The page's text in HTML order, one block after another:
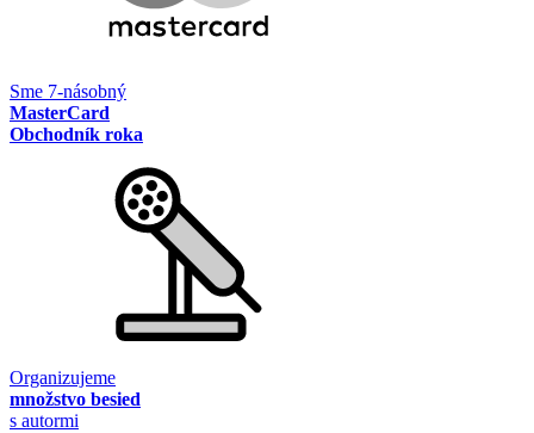
Sme 7-násobný
MasterCard
Obchodník roka
Organizujeme
množstvo besied
s autormi